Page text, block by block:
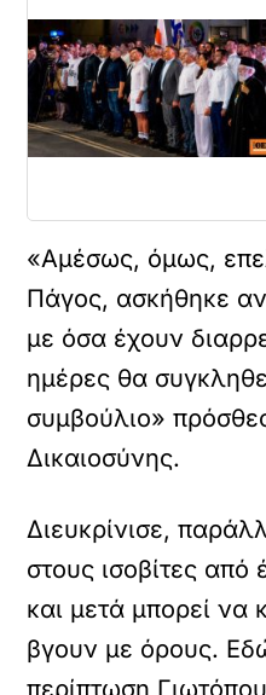
«Αμέσως, όμως,
Πάγος, ασκήθηκε
με όσα έχουν
ημέρες θα
συμβούλιο»
Δικαιοσύνης.
Διευκρίνισε,
στους ισοβίτες από
και μετά μπορεί να
βγουν με όρους.
περίπτωση